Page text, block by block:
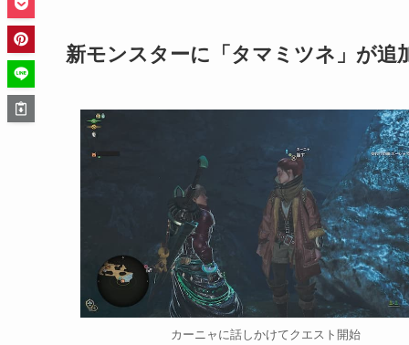
新モンスターに「タマミツネ」が追
カーニャに話しかけてクエスト開始